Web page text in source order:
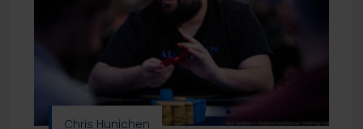
Chris Hunichen